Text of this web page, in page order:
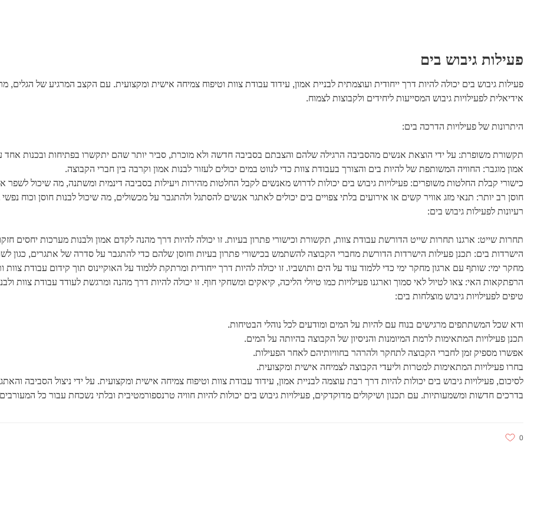
פעילות גיבוש בים
פעילות גיבוש בים יכולה להיות דרך ייחודית ועוצמתית לבניית אמון, עידוד עבודת צוות וטיפוח צמיחה אישית ומקצועית. עם הקצב המרגיע של
אידיאלית לפעילויות גיבוש המסייעות ליחידים ולקבוצות לצמוח.
היתרונות של פעילויות הדרכה בים:
תקשורת משופרת: על ידי הוצאת אנשים מהסביבה הרגילה שלהם והצבתם בסביבה חדשה ולא מוכרת, סביר יותר שהם יתקשרו בפתיחות ובכנות אחד
אמון מוגבר: החוויה המשותפת של להיות בים והצורך בעבודת צוות כדי לנווט במים יכולים לעזור לבנות אמון וקרבה בין חברי הקבוצה.
כישורי קבלת החלטות משופרים: פעילויות גיבוש בים יכולות לדרוש מאנשים לקבל החלטות מהירות ויעילות בסביבה דינמית ומשתנה, מה שיכול
חוסן רב יותר: תנאי מזג אוויר קשים או אירועים בלתי צפויים בים יכולים לאתגר אנשים להסתגל ולהתגבר על מכשולים, מה שיכול לבנות חוסן וכוח נפשי
רעיונות לפעילות גיבוש בים:
תחרות שייט: ארגנו תחרות שייט הדורשת עבודת צוות, תקשורת וכישורי פתרון בעיות. זו יכולה להיות דרך מהנה לקדם אמון ולבנות מערכות יחסים
הישרדות בים: תכנן פעילות הישרדות הדורשת מחברי הקבוצה להשתמש בכישורי פתרון בעיות וחוסן שלהם כדי להתגבר על סדרה של אתגרים, כגון
מחקר ימי: שותף עם ארגון מחקר ימי כדי ללמוד עוד על הים ותושביו. זו יכולה להיות דרך ייחודית ומרתקת ללמוד על האוקיינוס ​​תוך קידום עבודת צוות
הרפתקאות האי: צאו לטיול לאי סמוך וארגנו פעילויות כמו טיולי הליכה, קיאקים ומשחקי חוף. זו יכולה להיות דרך מהנה ומרגשת לעודד עבודת צוות
טיפים לפעילויות גיבוש מוצלחות בים:
ודא שכל המשתתפים מרגישים בנוח עם להיות על המים ומודעים לכל נוהלי הבטיחות.
תכנן פעילויות המתאימות לרמת המיומנות והניסיון של הקבוצה בהיותה על המים.
אפשרו מספיק זמן לחברי הקבוצה לתחקר ולהרהר בחוויותיהם לאחר הפעילות.
בחרו פעילויות המתאימות למטרות וליעדי הקבוצה לצמיחה אישית ומקצועית.
לסיכום, פעילויות גיבוש בים יכולות להיות דרך רבת עוצמה לבניית אמון, עידוד עבודת צוות וטיפוח צמיחה אישית ומקצועית. על ידי ניצול הסביבה
בדרכים חדשות ומשמעותיות. עם תכנון ושיקולים מדוקדקים, פעילויות גיבוש בים יכולות להיות חוויה טרנספורמטיבית ובלתי נשכחת עבור כל
0